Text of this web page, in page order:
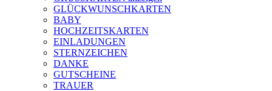
GLÜCKWUNSCHKARTEN
BABY
HOCHZEITSKARTEN
EINLADUNGEN
STERNZEICHEN
DANKE
GUTSCHEINE
TRAUER